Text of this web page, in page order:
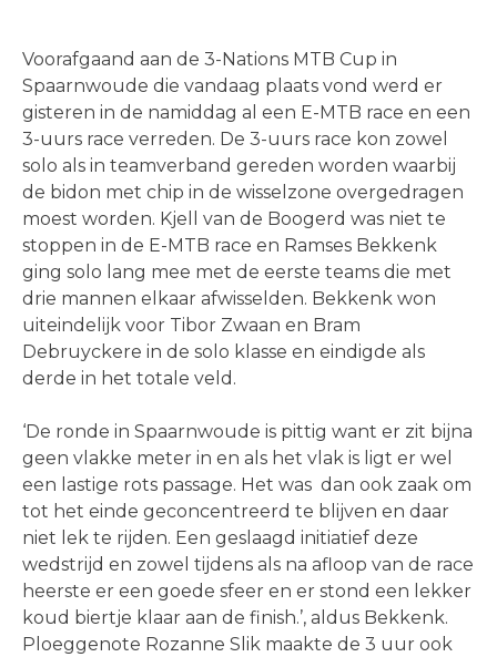
Voorafgaand aan de 3-Nations MTB Cup in
Spaarnwoude die vandaag plaats vond werd er
gisteren in de namiddag al een E-MTB race en een
3-uurs race verreden. De 3-uurs race kon zowel
solo als in teamverband gereden worden waarbij
de bidon met chip in de wisselzone overgedragen
moest worden. Kjell van de Boogerd was niet te
stoppen in de E-MTB race en Ramses Bekkenk
ging solo lang mee met de eerste teams die met
drie mannen elkaar afwisselden. Bekkenk won
uiteindelijk voor Tibor Zwaan en Bram
Debruyckere in de solo klasse en eindigde als
derde in het totale veld.
‘De ronde in Spaarnwoude is pittig want er zit bijna
geen vlakke meter in en als het vlak is ligt er wel
een lastige rots passage. Het was dan ook zaak om
tot het einde geconcentreerd te blijven en daar
niet lek te rijden. Een geslaagd initiatief deze
wedstrijd en zowel tijdens als na afloop van de race
heerste er een goede sfeer en er stond een lekker
koud biertje klaar aan de finish.’, aldus Bekkenk.
Ploeggenote Rozanne Slik maakte de 3 uur ook